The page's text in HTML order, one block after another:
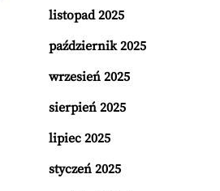
listopad 2025
październik 2025
wrzesień 2025
sierpień 2025
lipiec 2025
styczeń 2025